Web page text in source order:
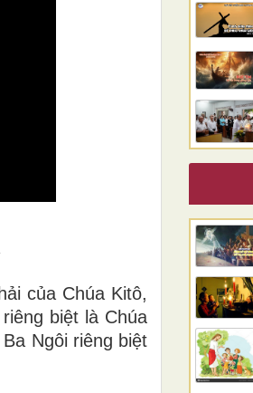
của Chúa Kitô,
biệt là Chúa
Ngôi riêng biệt